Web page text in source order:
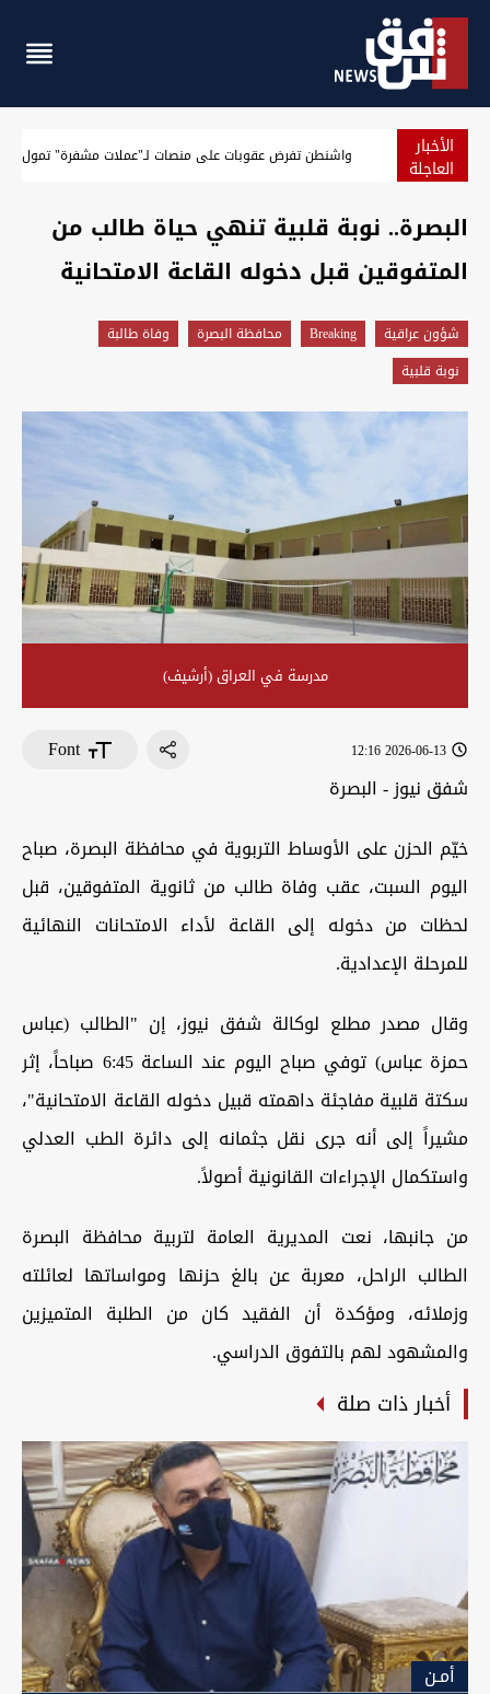
الأخبار
العاجلة الجيش الأميركي يعلن حصيلة جديدة لنتائج حصار إيران
البصرة.. نوبة قلبية تنهي حياة طالب من
المتفوقين قبل دخوله القاعة الامتحانية
شؤون عراقية Breaking محافظة البصرة
وفاة طالبة
نوبة قلبية
مدرسة في العراق (أرشيف)
2026-06-13 12:16
Font
شفق نيوز - البصرة
خيّم الحزن على الأوساط التربوية في محافظة البصرة، صباح
اليوم السبت، عقب وفاة طالب من ثانوية المتفوقين، قبل
لحظات من دخوله إلى القاعة لأداء الامتحانات النهائية
للمرحلة الإعدادية.
وقال مصدر مطلع لوكالة شفق نيوز، إن "الطالب (عباس
حمزة عباس) توفي صباح اليوم عند الساعة 6:45 صباحاً، إثر
سكتة قلبية مفاجئة داهمته قبيل دخوله القاعة الامتحانية"،
مشيراً إلى أنه جرى نقل جثمانه إلى دائرة الطب العدلي
واستكمال الإجراءات القانونية أصولاً.
من جانبها، نعت المديرية العامة لتربية محافظة البصرة
الطالب الراحل، معربة عن بالغ حزنها ومواساتها لعائلته
وزملائه، ومؤكدة أن الفقيد كان من الطلبة المتميزين
والمشهود لهم بالتفوق الدراسي.
أخبار ذات صلة
أمـن